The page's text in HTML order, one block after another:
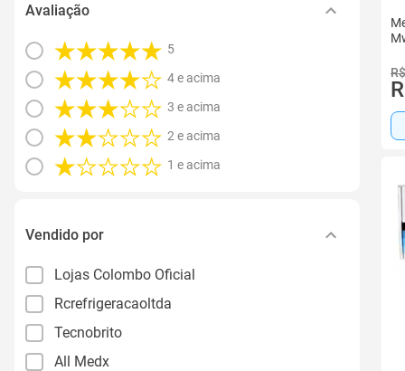
Avaliação
5
4 e acima
3 e acima
2 e acima
1 e acima
Vendido por
Lojas Colombo Oficial
Rcrefrigeracaoltda
Tecnobrito
All Medx